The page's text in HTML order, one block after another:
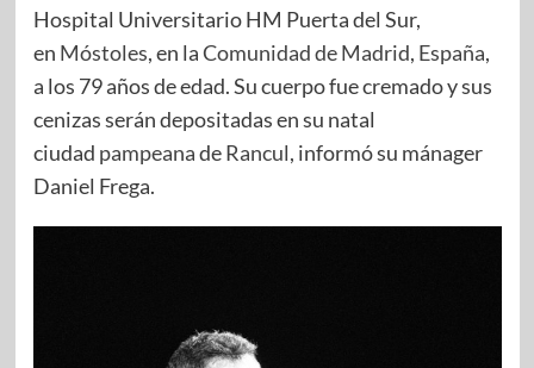
Hospital Universitario HM Puerta del Sur,
en Móstoles, en laComunidad de Madrid, España,
a los 79 años de edad. Su cuerpo fue cremado y sus
cenizas serán depositadas en su natal
ciudad pampeanadeRancul, informó su mánager
Daniel Frega.​